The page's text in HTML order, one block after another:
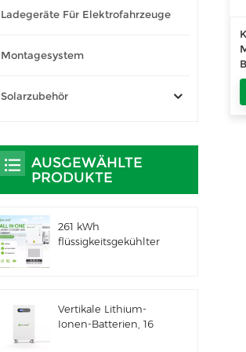
Ladegeräte Für Elektrofahrzeuge
Montagesystem
Solarzubehör
AUSGEWÄHLTE
PRODUKTE
261 kWh
flüssigkeitsgekühlter
Anwendungen IP66
ESS
Vertikale Lithium-
Ionen-Batterien, 16